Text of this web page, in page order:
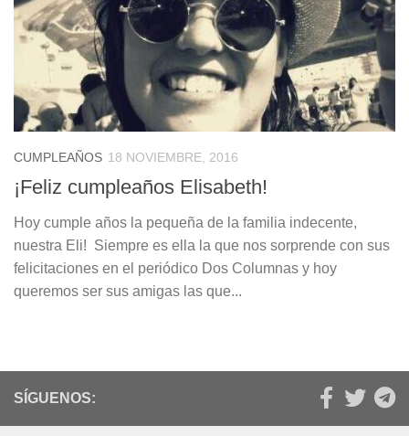
CUMPLEAÑOS 18 NOVIEMBRE, 2016
¡Feliz cumpleaños Elisabeth!
Hoy cumple años la pequeña de la familia indecente,
nuestra Eli! Siempre es ella la que nos sorprende con sus
felicitaciones en el periódico Dos Columnas y hoy
queremos ser sus amigas las que...
SÍGUENOS: